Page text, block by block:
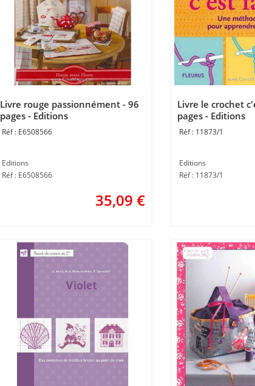
Livre rouge passionnément - 96
pages - Editions
E6508566
Editions
Réf : E6508566
35,09 €
Livre le crochet
pages - Editions
11873/1
Editions
Réf : 11873/1